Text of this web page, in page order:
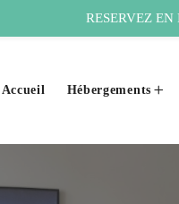
Accueil Hébergements
RESERVEZ EN